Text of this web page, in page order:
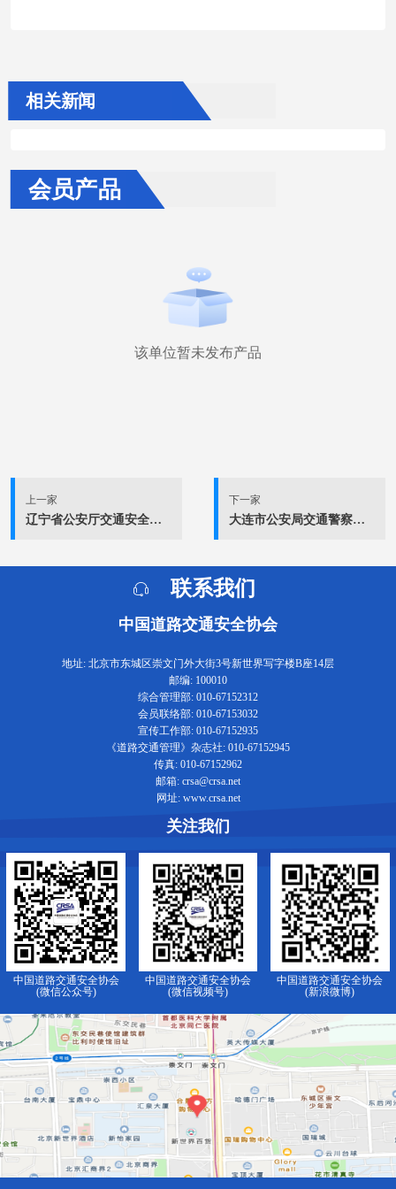
相关新闻
会员产品
该单位暂未发布产品
上一家
辽宁省公安厅交通安全管理局
下一家
大连市公安局交通警察支队
联系我们
中国道路交通安全协会
地址: 北京市东城区崇文门外大街3号新世界写字楼B座14层
邮编: 100010
综合管理部: 010-67152312
会员联络部: 010-67153032
宣传工作部: 010-67152935
《道路交通管理》杂志社: 010-67152945
传真: 010-67152962
邮箱: crsa@crsa.net
网址: www.crsa.net
关注我们
中国道路交通安全协会
(微信公众号)
中国道路交通安全协会
(微信视频号)
中国道路交通安全协会
(新浪微博)